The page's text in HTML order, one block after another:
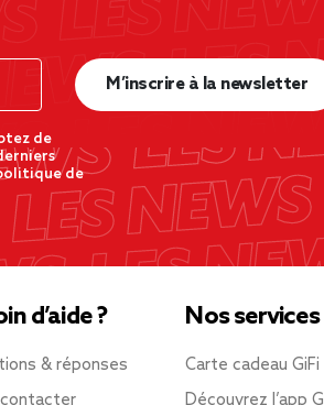
de
de
M’inscrire à la newsletter
d’aide ?
& réponses
Nos services
Carte cadeau GiFi
Découvrez l’app